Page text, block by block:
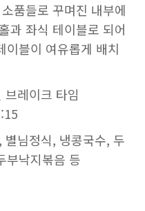
품들로 꾸며진 내부에
과 좌식 테이블로 되어
이블이 여유롭게 배치
레이크 타임
님정식, 냉콩국수, 두
부낙지볶음 등